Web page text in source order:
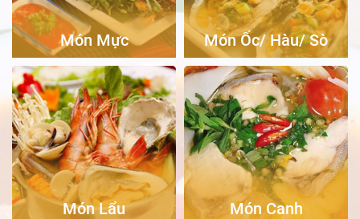
Món Mực Món Ốc/ Hàu/ Sò
Món Lẩu Món Canh